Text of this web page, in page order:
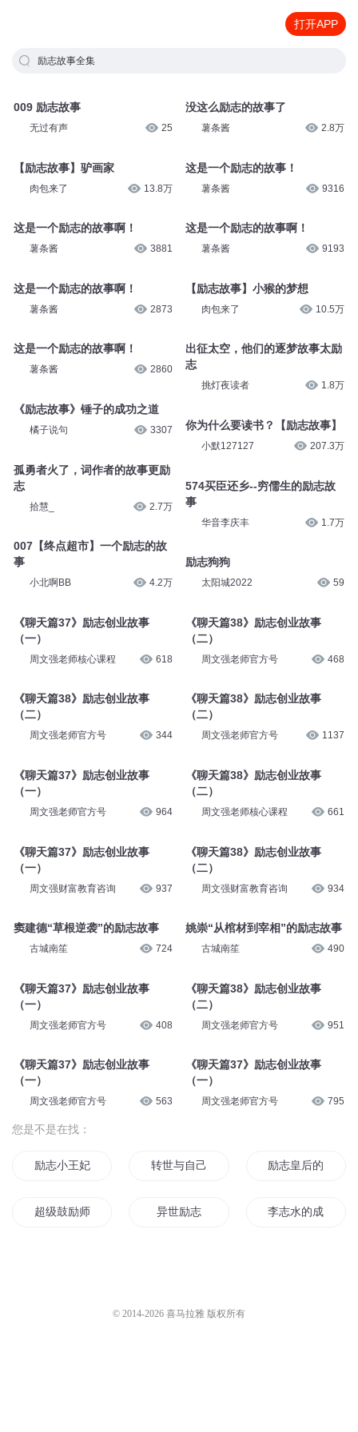
打开APP
励志故事全集
009 励志故事
无过有声 25
【励志故事】驴画家
肉包来了 13.8万
这是一个励志的故事啊！
薯条酱 3881
这是一个励志的故事啊！
薯条酱 2873
这是一个励志的故事啊！
薯条酱 2860
《励志故事》锤子的成功之道
橘子说句 3307
孤勇者火了，词作者的故事更励
志
拾慧_ 2.7万
007【终点超市】一个励志的故
事
小北啊BB 4.2万
《聊天篇37》励志创业故事
（一）
周文强老师核心课程 618
《聊天篇38》励志创业故事
（二）
周文强老师官方号 344
《聊天篇37》励志创业故事
（一）
周文强老师官方号 964
《聊天篇37》励志创业故事
（一）
周文强财富教育咨询 937
窦建德“草根逆袭”的励志故事
古城南笙 724
《聊天篇37》励志创业故事
（一）
周文强老师官方号 408
《聊天篇37》励志创业故事
（一）
周文强老师官方号 563
没这么励志的故事了
薯条酱 2.8万
这是一个励志的故事！
薯条酱 9316
这是一个励志的故事啊！
薯条酱 9193
【励志故事】小猴的梦想
肉包来了 10.5万
出征太空，他们的逐梦故事太励
志
挑灯夜读者 1.8万
你为什么要读书？【励志故事】
小默127127 207.3万
574买臣还乡--穷儒生的励志故
事
华音李庆丰 1.7万
励志狗狗
太阳城2022 59
《聊天篇38》励志创业故事
（二）
周文强老师官方号 468
《聊天篇38》励志创业故事
（二）
周文强老师官方号 1137
《聊天篇38》励志创业故事
（二）
周文强老师核心课程 661
《聊天篇38》励志创业故事
（二）
周文强财富教育咨询 934
姚崇“从棺材到宰相”的励志故事
古城南笙 490
《聊天篇38》励志创业故事
（二）
周文强老师官方号 951
《聊天篇37》励志创业故事
（一）
周文强老师官方号 795
您是不是在找：
励志小王妃魔君大人请笑纳转世与自己作战的励志人生励志皇后的成长记
超级鼓励师 异世励志 李志水的成长故事
© 2014-2026 喜马拉雅 版权所有